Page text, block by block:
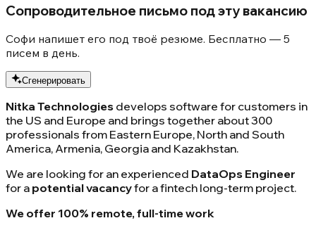
Сопроводительное письмо под эту вакансию
Софи напишет его под твоё резюме. Бесплатно — 5
писем в день.
Сгенерировать
Nitka Technologies develops software for customers in
the US and Europe and brings together about 300
professionals from Eastern Europe, North and South
America, Armenia, Georgia and Kazakhstan.
We are looking for an experienced DataOps Engineer
for a potential vacancyfor a fintech long-term project.
We offer 100% remote, full-time work